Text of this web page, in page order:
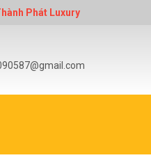
Phát Luxury